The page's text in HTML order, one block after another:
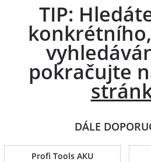
TIP:
pokračujte
DÁLE
Profi Tools AKU